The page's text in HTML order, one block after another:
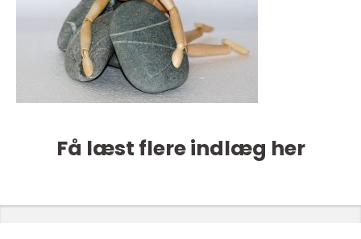
Få læst flere indlæg her